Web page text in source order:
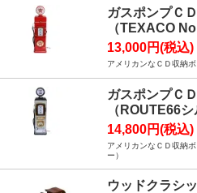
ガスポンプＣ
（TEXACO No
13,000円(税込)
アメリカンなＣＤ収納
ガスポンプＣ
（ROUTE66シ
14,800円(税込)
アメリカンなＣＤ収納
ー）
ウッドクラシ